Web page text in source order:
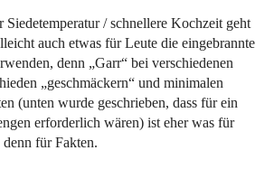
/ schnellere Kochzeit geht
auch etwas für Leute die eingebrannte
denn „Garr“ bei verschiedenen
„geschmäckern“ und minimalen
(unten wurde geschrieben, dass für ein
erforderlich wären) ist eher was für
für Fakten.